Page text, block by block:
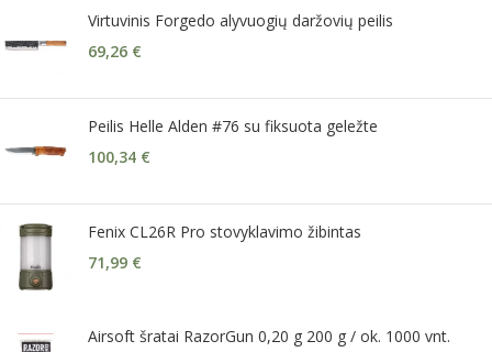
Virtuvinis Forgedo alyvuogių daržovių peilis
69,26 €
Peilis Helle Alden #76 su fiksuota geležte
100,34 €
Fenix CL26R Pro stovyklavimo žibintas
71,99 €
Airsoft šratai RazorGun 0,20 g 200 g / ok. 1000 vnt.